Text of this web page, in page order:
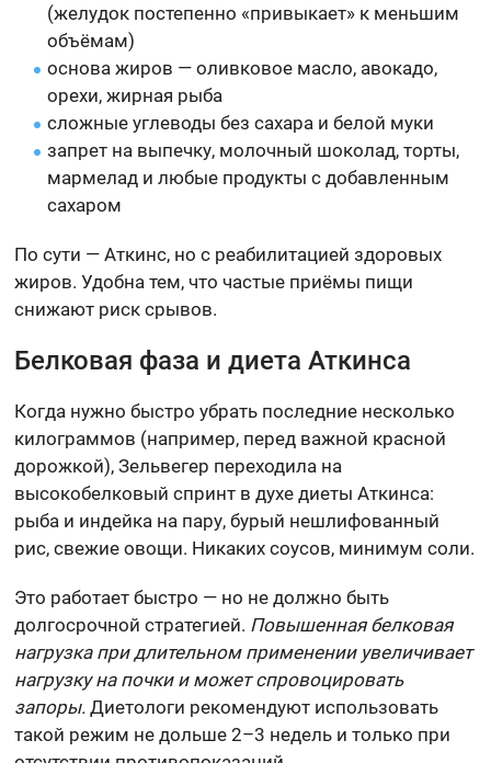
(желудок постепенно «привыкает» к меньшим
объёмам)
основа жиров — оливковое масло, авокадо,
орехи, жирная рыба
сложные углеводы без сахара и белой муки
запрет на выпечку, молочный шоколад, торты,
мармелад и любые продукты с добавленным
сахаром
По сути — Аткинс, но с реабилитацией здоровых
жиров. Удобна тем, что частые приёмы пищи
снижают риск срывов.
Белковая фаза и диета Аткинса
Когда нужно быстро убрать последние несколько
килограммов (например, перед важной красной
дорожкой), Зельвегер переходила на
высокобелковый спринт в духе диеты Аткинса:
рыба и индейка на пару, бурый нешлифованный
рис, свежие овощи. Никаких соусов, минимум соли.
Это работает быстро — но не должно быть
долгосрочной стратегией. Повышенная белковая
нагрузка при длительном применении увеличивает
нагрузку на почки и может спровоцировать
запоры. Диетологи рекомендуют использовать
такой режим не дольше 2–3 недель и только при